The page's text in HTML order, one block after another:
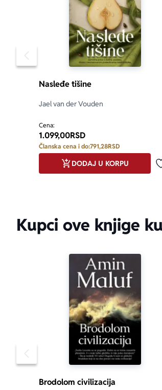
Pomeranje sadržaja slajdera u levo
Nasleđe tišine
Jael van der Vouden
Cena:
1.099,00RSD
Članska cena i do:791,28RSD
DODAJ U KORPU
Kupci ove knjige
Pomeranje sadržaja slajdera u levo
Brodolom civilizacija